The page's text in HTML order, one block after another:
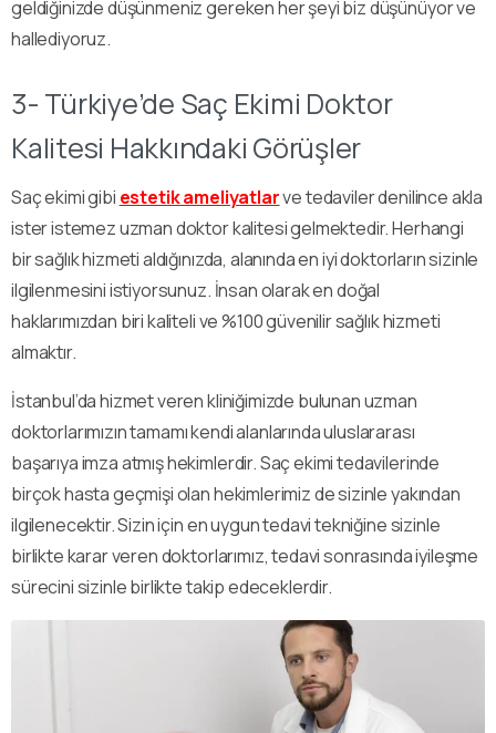
geldiğinizde düşünmeniz gereken her şeyi biz düşünüyor ve
hallediyoruz.
3- Türkiye’de Saç Ekimi Doktor
Kalitesi Hakkındaki Görüşler
Saç ekimi gibi estetik ameliyatlarve tedaviler denilince akla
ister istemez uzman doktor kalitesi gelmektedir. Herhangi
bir sağlık hizmeti aldığınızda, alanında en iyi doktorların sizinle
ilgilenmesini istiyorsunuz. İnsan olarak en doğal
haklarımızdan biri kaliteli ve %100 güvenilir sağlık hizmeti
almaktır.
İstanbul’da hizmet veren kliniğimizde bulunan uzman
doktorlarımızın tamamı kendi alanlarında uluslararası
başarıya imza atmış hekimlerdir. Saç ekimi tedavilerinde
birçok hasta geçmişi olan hekimlerimiz de sizinle yakından
ilgilenecektir. Sizin için en uygun tedavi tekniğine sizinle
birlikte karar veren doktorlarımız, tedavi sonrasında iyileşme
sürecini sizinle birlikte takip edeceklerdir.